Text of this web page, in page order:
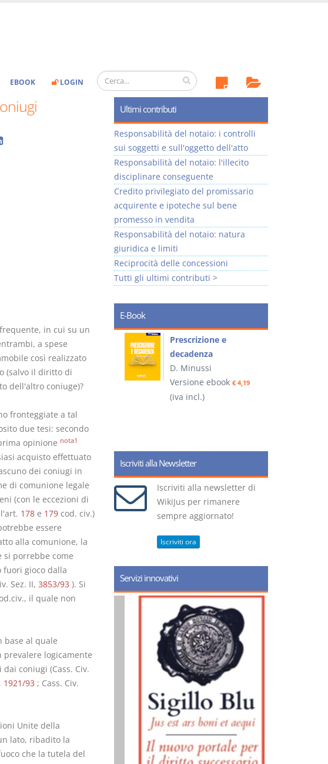
EBOOK LOGIN
in cui su un
a spese
così realizzato
(salvo il diritto di
dell'altro coniuge)?
fronteggiate a tal
due tesi: secondo
opinione nota1
acquisto effettuato
dei coniugi in
di comunione legale
(con le eccezioni di
178e 179cod. civ.)
essere
alla comunione, la
si porrebbe come
fuori gioco dalla
Sez. II, 3853/93 ). Si
il quale non
base al quale
prevalere logicamente
coniugi (Cass. Civ.
1921/93 ; Cass. Civ.
Unite della
lato, ribadito la
che la tutela del
Ultimi contributi
Responsabilità del notaio: i controlli
sui soggetti e sull'oggetto dell'atto
Responsabilità del notaio: l'illecito
disciplinare conseguente
Credito privilegiato del promissario
acquirente e ipoteche sul bene
promesso in vendita
Responsabilità del notaio: natura
giuridica e limiti
Reciprocità delle concessioni
Tutti gli ultimi contributi >
E-Book
Usufrutto Uso e
Abitazione
D. Minussi
Versione ebook€ 4,19
Prescrizione e
decadenza
D. Minussi
Versione ebook € 4,19
(iva incl.)
Iscriviti alla Newsletter
Iscriviti alla newsletter di
WikiJus per rimanere
sempre aggiornato!
Iscriviti ora
Servizi innovativi